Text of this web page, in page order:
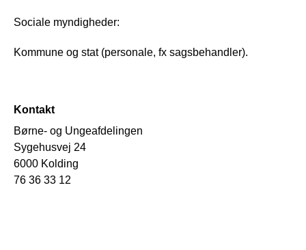
Sociale myndigheder:
Kommune og stat (personale, fx sagsbehandler).
Kontakt
Børne- og Ungeafdelingen
Sygehusvej 24
6000 Kolding
76 36 33 12